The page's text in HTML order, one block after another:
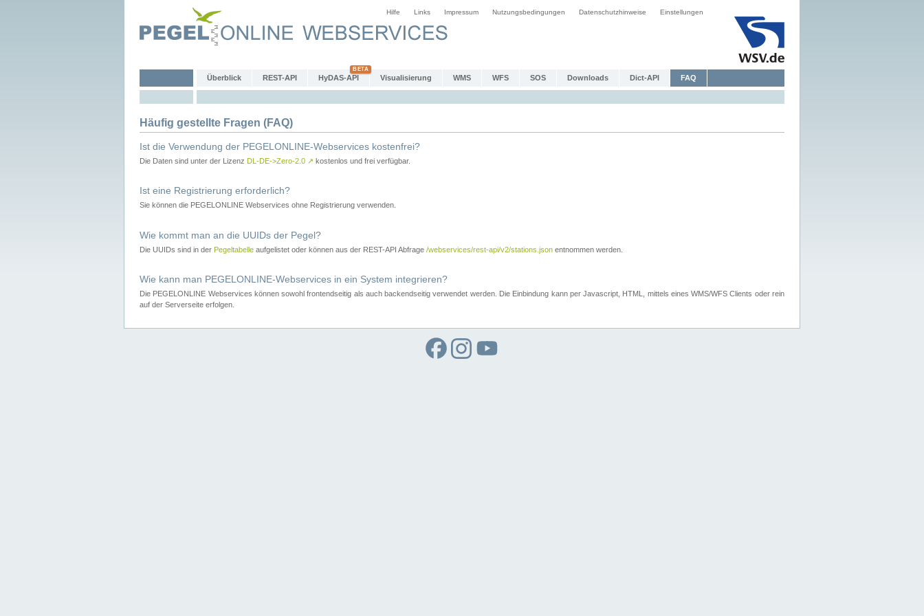
Hilfe Links Impressum Nutzungsbedingungen Datenschutzhinweise Einstellungen
Überblick REST-API HyDAS-API Visualisierung WMS WFS SOS Downloads Dict-API FAQ
Häufig gestellte Fragen (FAQ)
Ist die Verwendung der PEGELONLINE-Webservices kostenfrei?
Die Daten sind unter der Lizenz DL-DE->Zero-2.0 ↗ kostenlos und frei verfügbar.
Ist eine Registrierung erforderlich?
Sie können die PEGELONLINE Webservices ohne Registrierung verwenden.
Wie kommt man an die UUIDs der Pegel?
Die UUIDs sind in der Pegeltabelle aufgelistet oder können aus der REST-API Abfrage /webservices/rest-api/v2/stations.json entnommen werden.
Wie kann man PEGELONLINE-Webservices in ein System integrieren?
Die PEGELONLINE Webservices können sowohl frontendseitig als auch backendseitig verwendet werden. Die Einbindung kann per Javascript, HTML, mittels eines WMS/WFS Clients oder rein
auf der Serverseite erfolgen.